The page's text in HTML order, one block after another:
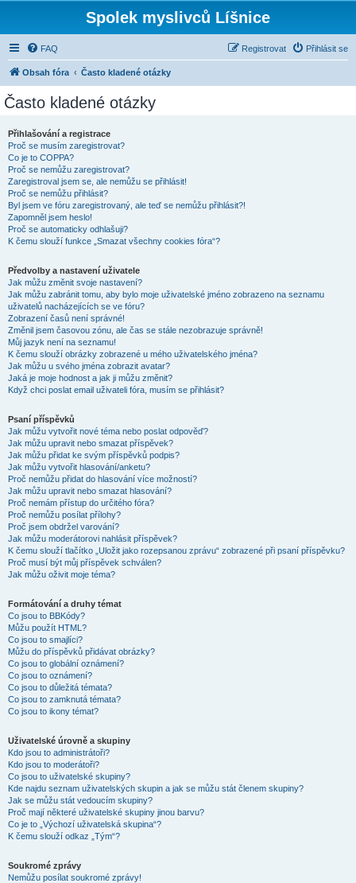
Spolek myslivců Líšnice
FAQ Přihlásit se
Registrovat
Obsah fóra Často kladené otázky
Často kladené otázky
Přihlašování a registrace
Proč se musím zaregistrovat?
Co je to COPPA?
Proč se nemůžu zaregistrovat?
Zaregistroval jsem se, ale nemůžu se přihlásit!
Proč se nemůžu přihlásit?
Byl jsem ve fóru zaregistrovaný, ale teď se nemůžu přihlásit?!
Zapomněl jsem heslo!
Proč se automaticky odhlašuji?
K čemu slouží funkce „Smazat všechny cookies fóra“?
Předvolby a nastavení uživatele
Jak můžu změnit svoje nastavení?
Jak můžu zabránit tomu, aby bylo moje uživatelské jméno zobrazeno na seznamu
uživatelů nacházejících se ve fóru?
Zobrazení časů není správné!
Změnil jsem časovou zónu, ale čas se stále nezobrazuje správně!
Můj jazyk není na seznamu!
K čemu slouží obrázky zobrazené u mého uživatelského jména?
Jak můžu u svého jména zobrazit avatar?
Jaká je moje hodnost a jak ji můžu změnit?
Když chci poslat email uživateli fóra, musím se přihlásit?
Psaní příspěvků
Jak můžu vytvořit nové téma nebo poslat odpověď?
Jak můžu upravit nebo smazat příspěvek?
Jak můžu přidat ke svým příspěvků podpis?
Jak můžu vytvořit hlasování/anketu?
Proč nemůžu přidat do hlasování více možností?
Jak můžu upravit nebo smazat hlasování?
Proč nemám přístup do určitého fóra?
Proč nemůžu posílat přílohy?
Proč jsem obdržel varování?
Jak můžu moderátorovi nahlásit příspěvek?
K čemu slouží tlačítko „Uložit jako rozepsanou zprávu“ zobrazené při psaní příspěvku?
Proč musí být můj příspěvek schválen?
Jak můžu oživit moje téma?
Formátování a druhy témat
Co jsou to BBKódy?
Můžu použít HTML?
Co jsou to smajlíci?
Můžu do příspěvků přidávat obrázky?
Co jsou to globální oznámení?
Co jsou to oznámení?
Co jsou to důležitá témata?
Co jsou to zamknutá témata?
Co jsou to ikony témat?
Uživatelské úrovně a skupiny
Kdo jsou to administrátoři?
Kdo jsou to moderátoři?
Co jsou to uživatelské skupiny?
Kde najdu seznam uživatelských skupin a jak se můžu stát členem skupiny?
Jak se můžu stát vedoucím skupiny?
Proč mají některé uživatelské skupiny jinou barvu?
Co je to „Výchozí uživatelská skupina“?
K čemu slouží odkaz „Tým“?
Soukromé zprávy
Nemůžu posílat soukromé zprávy!